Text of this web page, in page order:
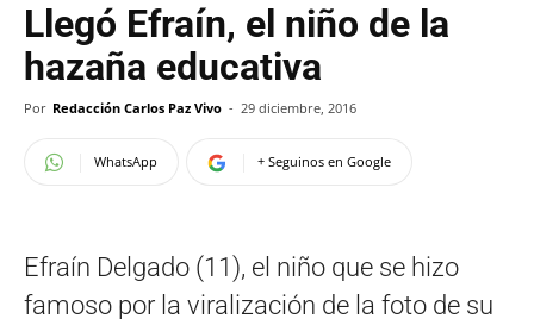
Llegó Efraín, el niño de la
hazaña educativa
Por Redacción Carlos Paz Vivo - 29 diciembre, 2016
WhatsApp + Seguinos en Google
Efraín Delgado (11), el niño que se hizo
famoso por la viralización de la foto de su